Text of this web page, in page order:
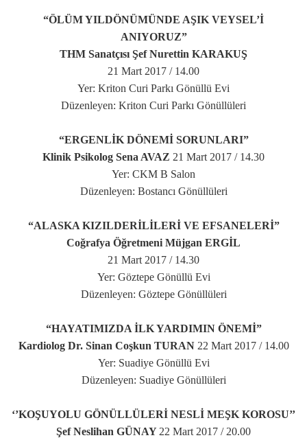
“ÖLÜM YILDÖNÜMÜNDE AŞIK VEYSEL’İ
ANIYORUZ”
THM Sanatçısı Şef Nurettin KARAKUŞ
21 Mart 2017 / 14.00
Yer: Kriton Curi Parkı Gönüllü Evi
Düzenleyen: Kriton Curi Parkı Gönüllüleri
“ERGENLİK DÖNEMİ SORUNLARI”
Klinik Psikolog Sena AVAZ 21 Mart 2017 / 14.30
Yer: CKM B Salon
Düzenleyen: Bostancı Gönüllüleri
“ALASKA KIZILDERİLİLERİ VE EFSANELERİ”
Coğrafya Öğretmeni Müjgan ERGİL
21 Mart 2017 / 14.30
Yer: Göztepe Gönüllü Evi
Düzenleyen: Göztepe Gönüllüleri
“HAYATIMIZDA İLK YARDIMIN ÖNEMİ”
Kardiolog Dr. Sinan Coşkun TURAN 22 Mart 2017 / 14.00
Yer: Suadiye Gönüllü Evi
Düzenleyen: Suadiye Gönüllüleri
‘’KOŞUYOLU GÖNÜLLÜLERİ NESLİ MEŞK KOROSU’’
Şef Neslihan GÜNAY 22 Mart 2017 / 20.00